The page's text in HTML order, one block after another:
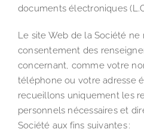
documents électroniques
Le site Web de la Société
consentement des
concernant, comme votre
téléphone ou votre adresse
recueillons uniquement les
personnels nécessaires et
Société aux fins suivantes :